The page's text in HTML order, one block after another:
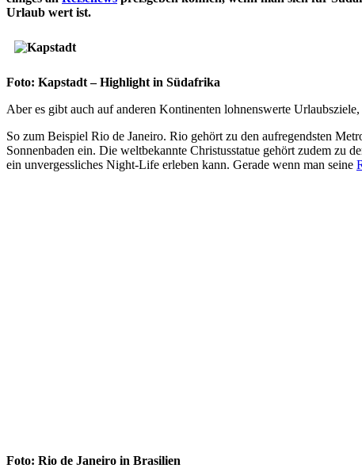
Urlaub wert ist.
Foto: Kapstadt – Highlight in Südafrika
Aber es gibt auch auf anderen Kontinenten lohnenswerte
So zum Beispiel Rio de Janeiro. Rio gehört zu den aufregendsten
Sonnenbaden ein. Die weltbekannte Christusstatue gehört zudem zu
ein unvergessliches Night-Life erleben kann. Gerade wenn man seine
Foto: Rio de Janeiro in Brasilien